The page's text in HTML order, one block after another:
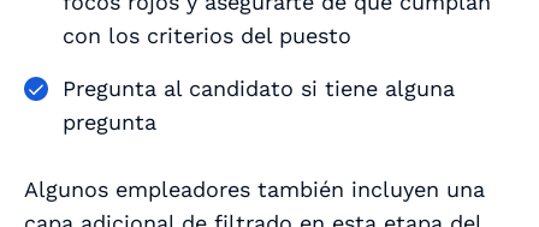
con los criterios del puesto
Pregunta al candidato si tiene alguna
pregunta
Algunos empleadores también incluyen una